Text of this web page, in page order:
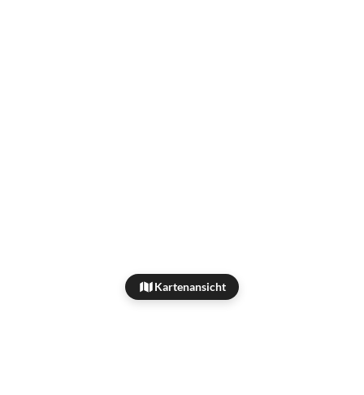
Kartenansicht